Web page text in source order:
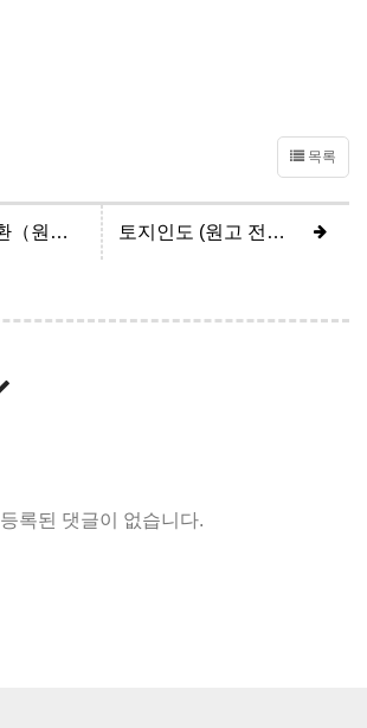
목록
보증금반환（원고 전부승소） 토지인도 (원고 전부승소)
등록된 댓글이 없습니다.